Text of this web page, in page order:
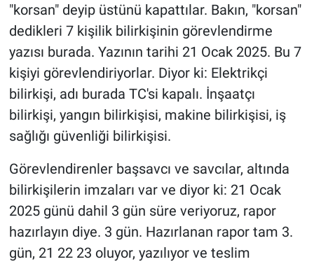
"korsan" deyip üstünü kapattılar. Bakın, "korsan"
dedikleri 7 kişilik bilirkişinin görevlendirme
yazısı burada. Yazının tarihi 21 Ocak 2025. Bu 7
kişiyi görevlendiriyorlar. Diyor ki: Elektrikçi
bilirkişi, adı burada TC'si kapalı. İnşaatçı
bilirkişi, yangın bilirkişisi, makine bilirkişisi, iş
sağlığı güvenliği bilirkişisi.
Görevlendirenler başsavcı ve savcılar, altında
bilirkişilerin imzaları var ve diyor ki: 21 Ocak
2025 günü dahil 3 gün süre veriyoruz, rapor
hazırlayın diye. 3 gün. Hazırlanan rapor tam 3.
gün, 21 22 23 oluyor, yazılıyor ve teslim